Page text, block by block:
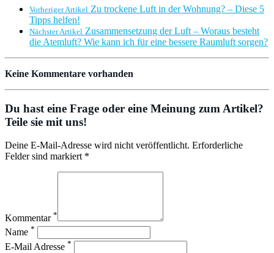
Vorheriger Artikel Zu trockene Luft in der Wohnung? – Diese 5
Tipps helfen!
Nächster Artikel Zusammensetzung der Luft – Woraus besteht
die Atemluft? Wie kann ich für eine bessere Raumluft sorgen?
Keine Kommentare vorhanden
Du hast eine Frage oder eine Meinung zum Artikel?
Teile sie mit uns!
Deine E-Mail-Adresse wird nicht veröffentlicht. Erforderliche
Felder sind markiert *
Kommentar *
Name *
E-Mail Adresse *